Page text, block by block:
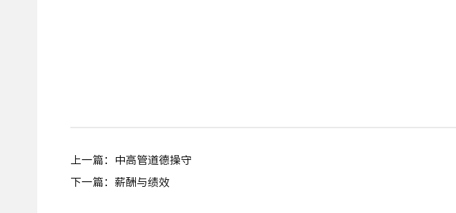
上一篇：中高管道德操守
下一篇：薪酬与绩效